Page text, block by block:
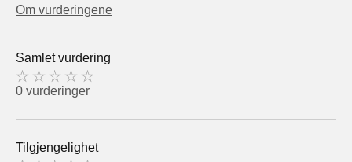
Om vurderingene
Samlet vurdering
0 vurderinger
Tilgjengelighet